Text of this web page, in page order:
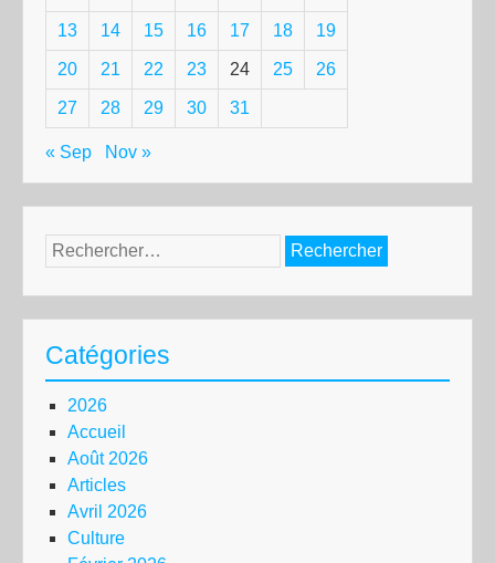
13 14 15 16 17 18 19
20 21 22 23 24 25 26
27 28 29 30 31
« Sep Nov »
Rechercher :
Catégories
2026
Accueil
Août 2026
Articles
Avril 2026
Culture